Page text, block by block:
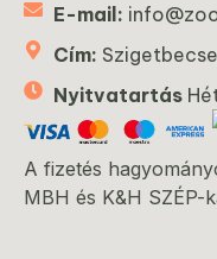
E-mail:
Cím:
Nyitvatartás
A fizetés
MBH és K&H SZÉP-